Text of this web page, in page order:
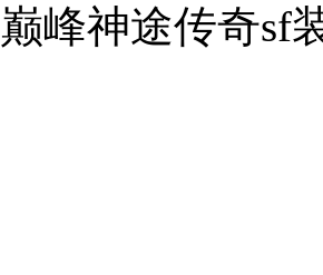
巅峰神途传奇sf